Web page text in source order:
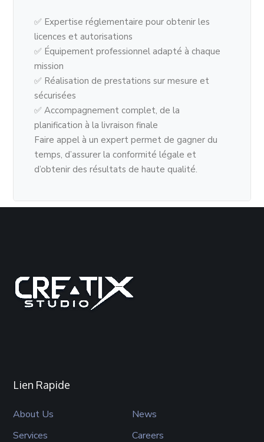
✅ Expertise réglementaire pour obtenir les
licences et autorisations
✅ Équipement professionnel adapté à chaque
mission
✅ Réalisation de prestations sur mesure et
sécurisées
✅ Accompagnement complet, de la
planification à la livraison finale
Faire appel à un expert permet de gagner du
temps, d’assurer la conformité légale et
d’obtenir des résultats de haute qualité.
Lien Rapide
About Us
News
Services
Careers